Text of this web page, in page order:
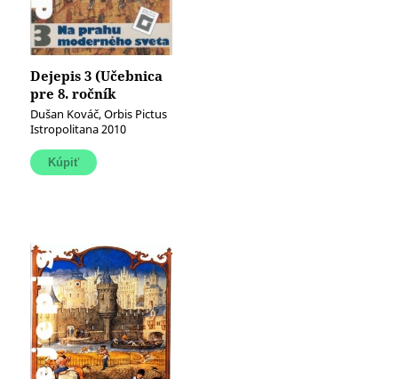
Dejepis 3 (Učebnica
pre 8. ročník
základných škôl) (Na
prahu moderného
sveta)
Dušan Kováč, Orbis Pictus
Istropolitana 2010